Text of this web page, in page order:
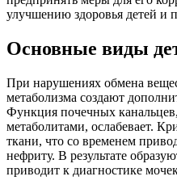
улучшению здоровья детей и
Основные виды
При нарушениях обмена
метаболизма создают
Функция почечных
метаболитами, ослабевает.
ткани, что со временем
нефриту. В результате
приводит к диагностике